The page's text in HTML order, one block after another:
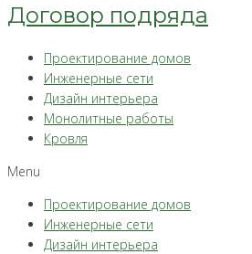
Договор подряда
Проектирование домов
Инженерные сети
Дизайн интерьера
Монолитные работы
Кровля
Menu
Проектирование домов
Инженерные сети
Дизайн интерьера